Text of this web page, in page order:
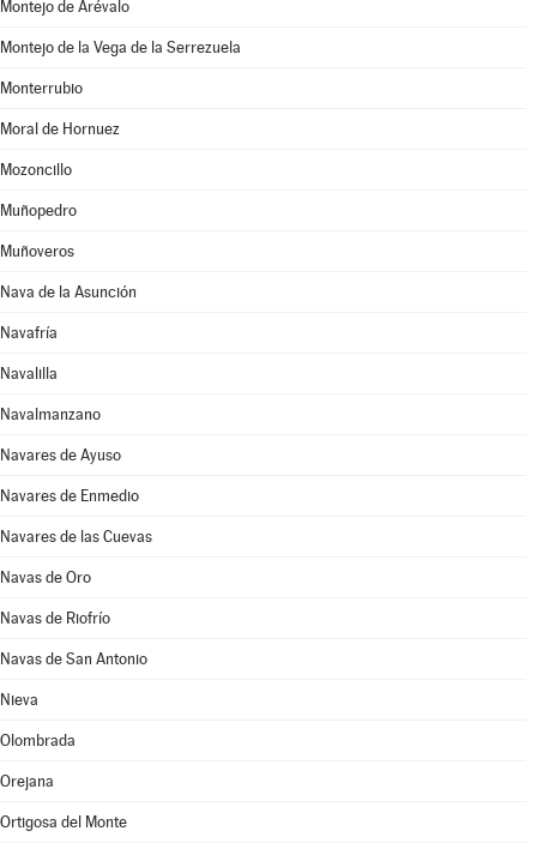
Montejo de Arévalo
Montejo de la Vega de la Serrezuela
Monterrubio
Moral de Hornuez
Mozoncillo
Muñopedro
Muñoveros
Nava de la Asunción
Navafría
Navalilla
Navalmanzano
Navares de Ayuso
Navares de Enmedio
Navares de las Cuevas
Navas de Oro
Navas de Riofrío
Navas de San Antonio
Nieva
Olombrada
Orejana
Ortigosa del Monte